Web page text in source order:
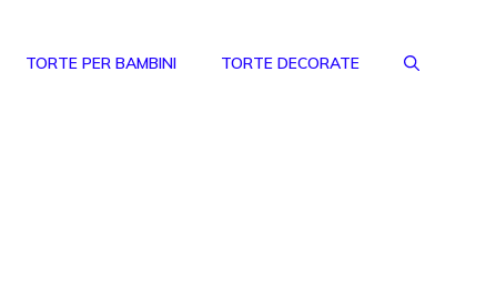
TORTE PER BAMBINI TORTE DECORATE